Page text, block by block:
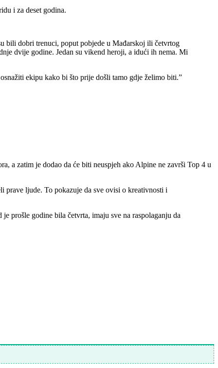
i za deset godina.
bili dobri trenuci, poput pobjede u Mađarskoj ili četvrtog
dvije godine. Jedan su vikend heroji, a idući ih nema. Mi
ekipu kako bi što prije došli tamo gdje želimo biti.”
a zatim je dodao da će biti neuspjeh ako Alpine ne završi Top 4 u
prave ljude. To pokazuje da sve ovisi o kreativnosti i
prošle godine bila četvrta, imaju sve na raspolaganju da